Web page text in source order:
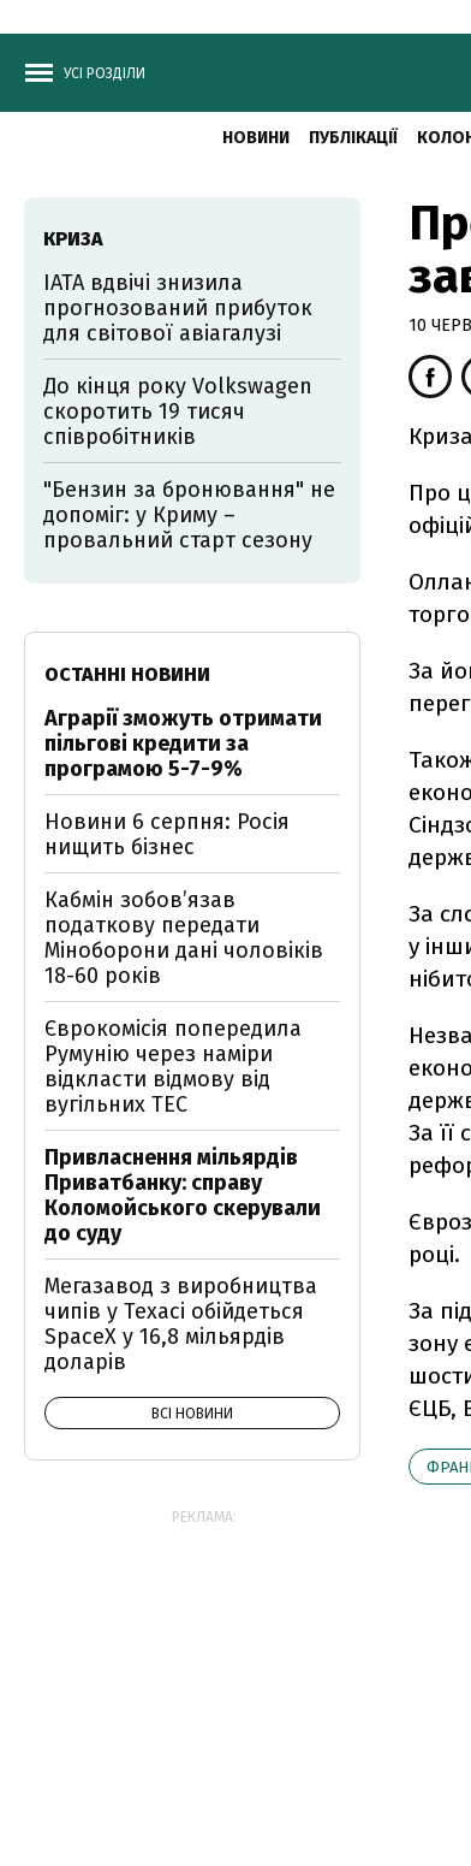
УСІ РОЗДІЛИ
НОВИНИ ПУБЛІКАЦІЇ
10
Про
За
За
у
За її
році.
За
зону
ЄЦБ,
КРИЗА
IATA вдвічі знизила
прогнозований прибуток
для світової авіагалузі
До кінця року Volkswagen
скоротить 19 тисяч
співробітників
"Бензин за бронювання" не
допоміг: у Криму –
провальний старт сезону
ОСТАННІ НОВИНИ
Аграрії зможуть отримати
пільгові кредити за
програмою 5-7-9%
Новини 6 серпня: Росія
нищить бізнес
Кабмін зобовʼязав
податкову передати
Міноборони дані чоловіків
18-60 років
Єврокомісія попередила
Румунію через наміри
відкласти відмову від
вугільних ТЕС
Привласнення мільярдів
Приватбанку: справу
Коломойського скерували
до суду
Мегазавод з виробництва
чипів у Техасі обійдеться
SpaceX у 16,8 мільярдів
доларів
ВСІ НОВИНИ
РЕКЛАМА: